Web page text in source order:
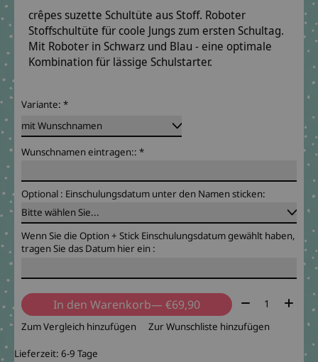
crêpes suzette Schultüte aus Stoff. Roboter
Stoffschultüte für coole Jungs zum ersten Schultag.
Mit Roboter in Schwarz und Blau - eine optimale
Kombination für lässige Schulstarter.
Variante: *
Wunschnamen eintragen:: *
Optional : Einschulungsdatum unter den Namen sticken:
Wenn Sie die Option + Stick Einschulungsdatum gewählt haben,
tragen Sie das Datum hier ein :
In den Warenkorb — €69,90 Menge:
Zum Vergleich hinzufügen Zur Wunschliste hinzufügen
Lieferzeit: 6-9 Tage